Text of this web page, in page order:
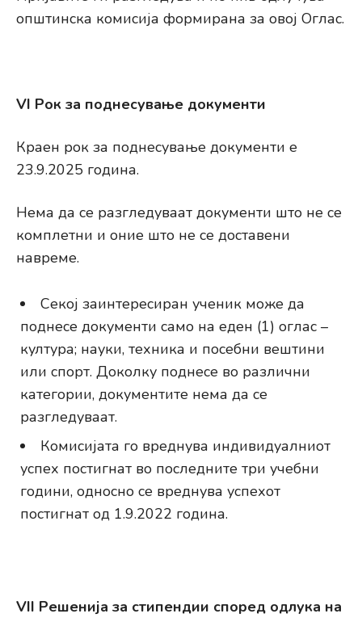
општинска комисија формирана за овој Оглас.
VI Рок за поднесување документи
Краен рок за поднесување документи е
23.9.2025 година.
Нема да се разгледуваат документи што не се
комплетни и оние што не се доставени
навреме.
Секој заинтересиран ученик може да
поднесе документи само на еден (1) оглас –
култура; науки, техника и посебни вештини
или спорт. Доколку поднесе во различни
категории, документите нема да се
разгледуваат.
Комисијата го вреднува индивидуалниот
успех постигнат во последните три учебни
години, односно се вреднува успехот
постигнат од 1.9.2022 година.
VII Решенија за стипендии според одлука на